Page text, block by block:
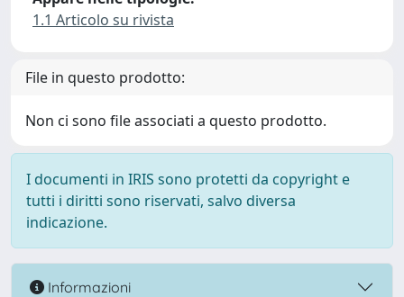
1.1 Articolo su rivista
File in questo prodotto:
Non ci sono file associati a questo prodotto.
I documenti in IRIS sono protetti da copyright e
tutti i diritti sono riservati, salvo diversa
indicazione.
Informazioni